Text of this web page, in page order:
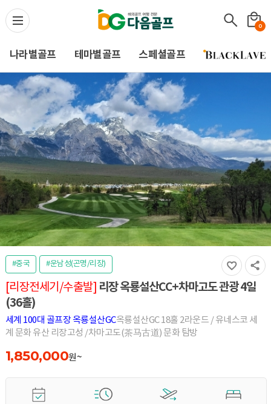
다음골프(Daum Golf) -
0
나라별골프 테마별골프 스페셜골프
#중국 #운남성(곤명/리장)
[리장전세기/수출발] 리장 옥룡설산CC+차마고도 관광 4일
(36홀)
세계 100대 골프장 옥룡설산GC옥룡설산GC 18홀 2라운드 / 유네스코 세
계 문화 유산 리장고성 /차마고도(茶⻢古道) 문화 탐방
1,850,000원~